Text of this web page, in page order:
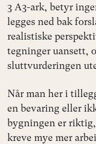
3 A3-ark, betyr
legges ned bak
realistiske
tegninger uansett,
sluttvurderingen
Når man her i
en bevaring eller
bygningen er
kreve mye mer